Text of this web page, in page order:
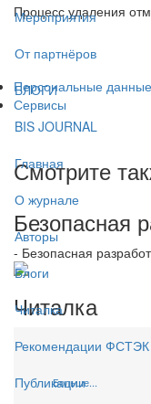
Мероприятия
От партнёров
БЛОГИ
BIS JOURNAL
Главная
О журнале
Авторы
Блоги
Читалка
Рекомендации ФСТЭК
Публикации
Процесс удаления
Персональные данные
Сервисы
Смотрите
Безопасная
- Безопасная
Читалка
Больше...